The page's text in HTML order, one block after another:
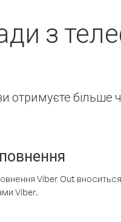
з
отримуєте більше
Viber Out вноситься
Viber.